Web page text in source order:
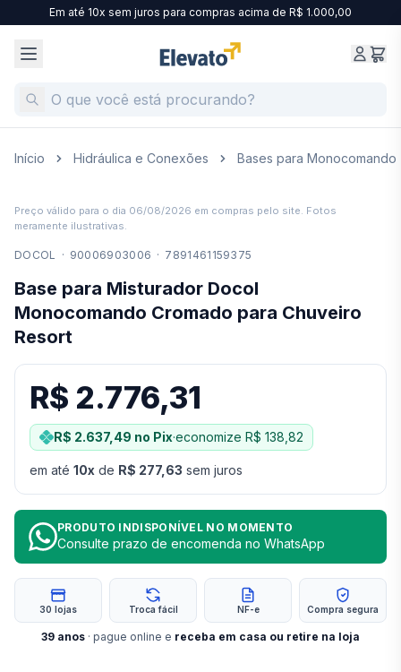
Em até 10x sem juros para compras acima de R$ 1.000,00
Início Hidráulica e Conexões Bases para Monocomando
Preço válido para o dia 06/08/2026 em compras pelo site. Fotos
meramente ilustrativas.
DOCOL · 90006903006 · 7891461159375
Base para Misturador Docol
Monocomando Cromado para Chuveiro
Resort
R$ 2.776,31
R$ 2.637,49 no Pix·economize R$ 138,82
em até 10x de R$ 277,63 sem juros
PRODUTO INDISPONÍVEL NO MOMENTO
Consulte prazo de encomenda no WhatsApp
30 lojas Troca fácil NF-e Compra segura
39 anos · pague online e receba em casa ou retire na loja